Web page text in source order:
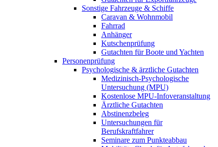
Sonstige Fahrzeuge & Schiffe
Caravan & Wohnmobil
Fahrrad
Anhänger
Kutschenprüfung
Gutachten für Boote und Yachten
Personenprüfung
Psychologische & ärztliche Gutachten
Medizinisch-Psychologische
Untersuchung (MPU)
Kostenlose MPU-Infoveranstaltung
Ärztliche Gutachten
Abstinenzbeleg
Untersuchungen für
Berufskraftfahrer
Seminare zum Punkteabbau